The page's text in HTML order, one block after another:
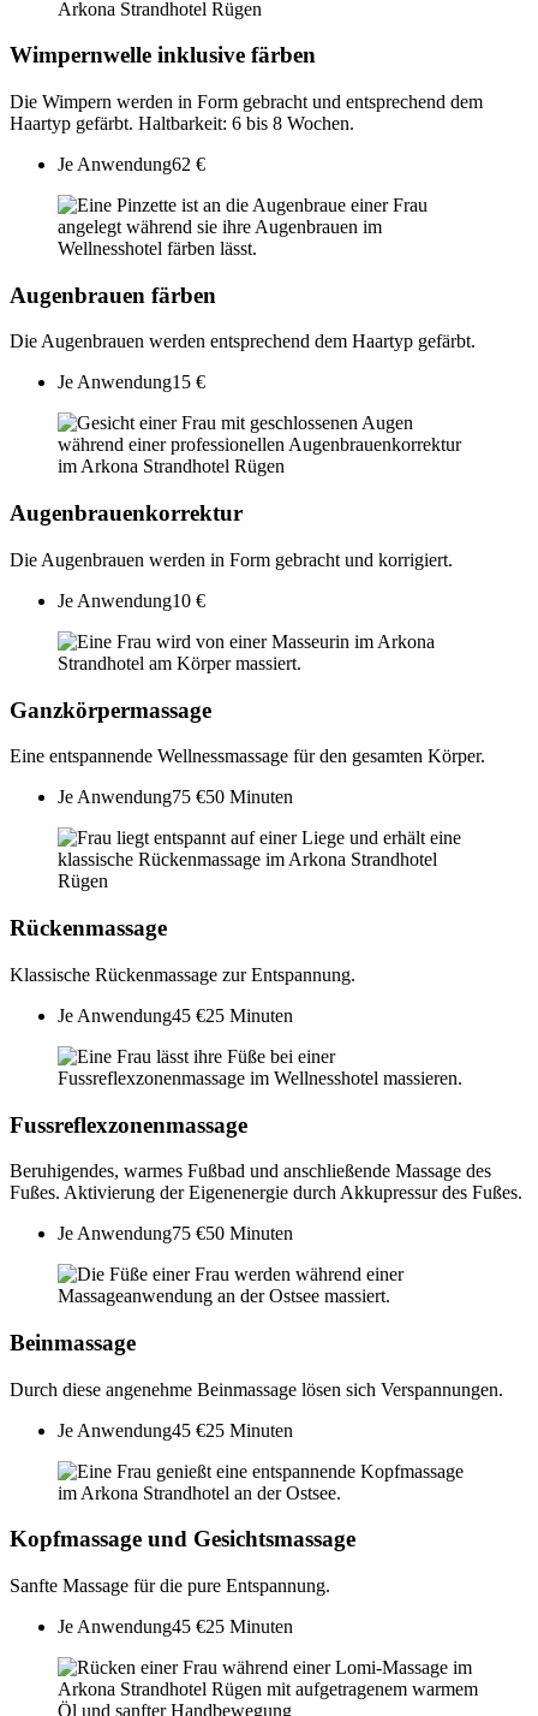
Wimpernwelle inklusive färben
Die Wimpern werden in Form gebracht und entsprechend dem
Haartyp gefärbt. Haltbarkeit: 6 bis 8 Wochen.
Je Anwendung62 €
Augenbrauen färben
Die Augenbrauen werden entsprechend dem Haartyp gefärbt.
Je Anwendung15 €
Augenbrauenkorrektur
Die Augenbrauen werden in Form gebracht und korrigiert.
Je Anwendung10 €
Ganzkörpermassage
Eine entspannende Wellnessmassage für den gesamten Körper.
Je Anwendung75 €50 Minuten
Rückenmassage
Klassische Rückenmassage zur Entspannung.
Je Anwendung45 €25 Minuten
Fussreflexzonenmassage
Beruhigendes, warmes Fußbad und anschließende Massage des
Fußes. Aktivierung der Eigenenergie durch Akkupressur des Fußes.
Je Anwendung75 €50 Minuten
Beinmassage
Durch diese angenehme Beinmassage lösen sich Verspannungen.
Je Anwendung45 €25 Minuten
Kopfmassage und Gesichtsmassage
Sanfte Massage für die pure Entspannung.
Je Anwendung45 €25 Minuten